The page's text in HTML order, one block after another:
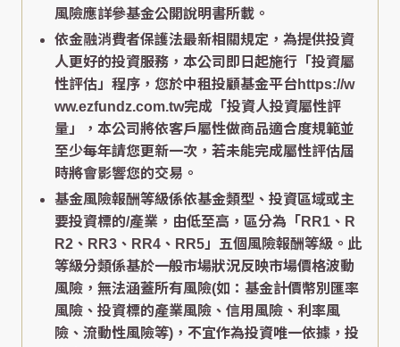
風險應詳參基金公開說明書所載。
依金融消費者保護法最新相關規定，為提供投資
人更好的投資服務，本公司即日起施行「投資屬
性評估」程序，您於中租投顧基金平台https://w
ww.ezfundz.com.tw完成「投資人投資屬性評
量」，本公司將依客戶屬性做商品適合度規範並
至少每年請您更新一次，若未能完成屬性評估屆
時將會影響您的交易。
基金風險報酬等級係依基金類型、投資區域或主
要投資標的/產業，由低至高，區分為「RR1、R
R2、RR3、RR4、RR5」五個風險報酬等級。此
等級分類係基於一般市場狀況反映市場價格波動
風險，無法涵蓋所有風險(如：基金計價幣別匯率
風險、投資標的產業風險、信用風險、利率風
險、流動性風險等)，不宜作為投資唯一依據，投